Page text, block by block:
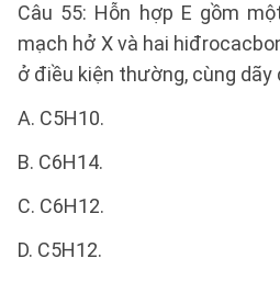
Câu 55: Hỗn hợp E gồm
mạch hở X và hai
ở điều kiện thường, cùng dãy
A. C5H10.
B. C6H14.
C. C6H12.
D. C5H12.